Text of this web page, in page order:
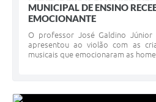
MUNICIPAL DE ENSINO
EMOCIONANTE
O professor José Galdino Júnior
apresentou ao violão com as
musicais que emocionaram as